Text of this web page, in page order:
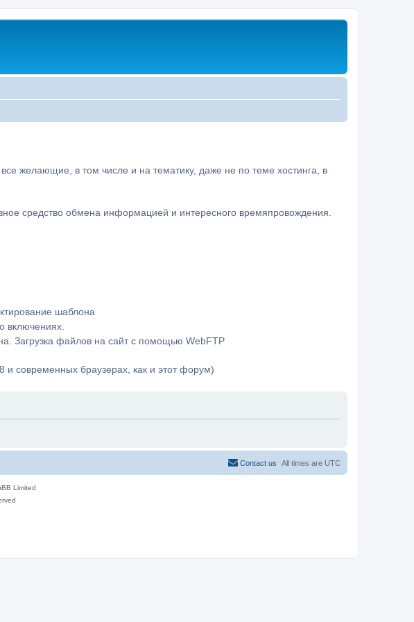
желающие, в том числе и на тематику, даже не по теме хостинга, в
средство обмена информацией и интересного времяпровождения.
шаблона
включениях.
Загрузка файлов на сайт с помощью WebFTP
и современных браузерах, как и этот форум)
All times are UTC
Contact us
Limited